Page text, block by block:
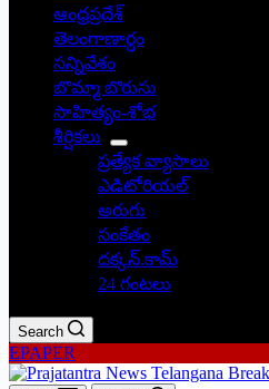
ఆంధ్రప్రదేశ్
తెలంగాణార్థం
సన్నివేశం
బొమ్మా బొరుసు
సాహిత్యం-శోభ
శీర్షికలు
ప్రత్యేక వ్యాసాలు
ఎడిటోరియల్
అరుగు
సంకేతం
దక్కన్.కామ్
24 గంటలు
Search
EPAPER